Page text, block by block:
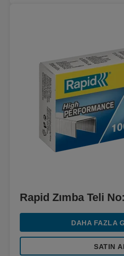
Rapid Zımba Teli
DAHA FAZLA
SATIN